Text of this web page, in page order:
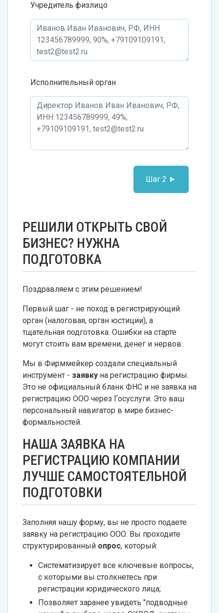
Учредитель физлицо
Исполнительный орган
Шаг 2 ►
РЕШИЛИ ОТКРЫТЬ СВОЙ
БИЗНЕС? НУЖНА
ПОДГОТОВКА
Поздравляем с этим решением!
Первый шаг - не поход в регистрирующий
орган (налоговая, орган юстиции), а
тщательная подготовка. Ошибки на старте
могут стоить вам времени, денег и нервов.
Мы в Фирммейкер создали специальный
инструмент - заявку на регистрацию фирмы.
Это не официальный бланк ФНС и не заявка на
регистрацию ООО через Госуслуги. Это ваш
персональный навигатор в мире бизнес-
формальностей.
НАША ЗАЯВКА НА
РЕГИСТРАЦИЮ КОМПАНИИ
ЛУЧШЕ САМОСТОЯТЕЛЬНОЙ
ПОДГОТОВКИ
Заполняя нашу форму, вы не просто подаете
заявку на регистрацию ООО. Вы проходите
структурированный опрос, который:
Систематизирует все ключевые вопросы,
с которыми вы столкнетесь при
регистрации юридического лица;
Позволяет заранее увидеть "подводные